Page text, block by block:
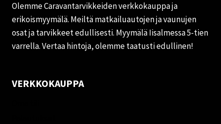
Olemme Caravantarvikkeiden verkkokauppa ja
erikoismyymälä. Meiltä matkailuautojen ja vaunujen
osat ja tarvikkeet edullisesti. Myymälä Iisalmessa 5-tien
varrella. Vertaa hintoja, olemme taatusti edullinen!
VERKKOKAUPPA